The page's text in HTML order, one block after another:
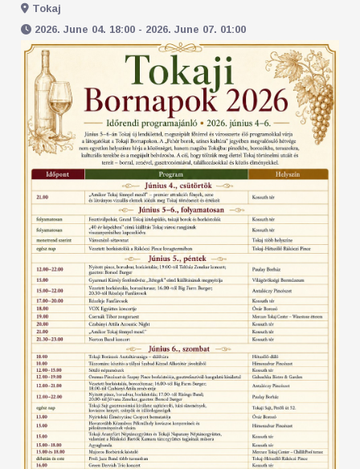
Tokaj
2026. June 04. 18:00 - 2026. June 07. 01:00